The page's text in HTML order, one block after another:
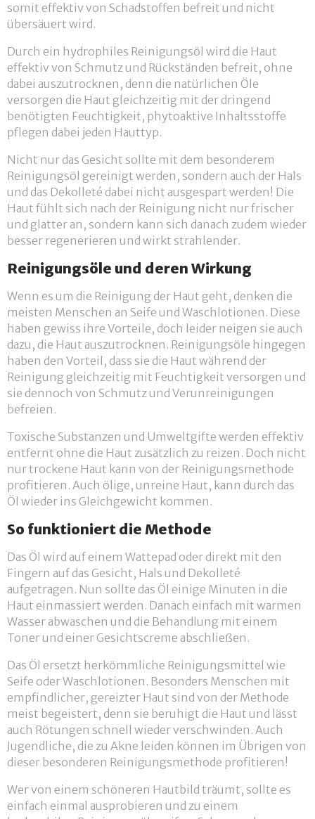
somit effektiv von Schadstoffen befreit und nicht
übersäuert wird.
Durch ein hydrophiles Reinigungsöl wird die Haut
effektiv von Schmutz und Rückständen befreit, ohne
dabei auszutrocknen, denn die natürlichen Öle
versorgen die Haut gleichzeitig mit der dringend
benötigten Feuchtigkeit, phytoaktive Inhaltsstoffe
pflegen dabei jeden Hauttyp.
Nicht nur das Gesicht sollte mit dem besonderem
Reinigungsöl gereinigt werden, sondern auch der Hals
und das Dekolleté dabei nicht ausgespart werden! Die
Haut fühlt sich nach der Reinigung nicht nur frischer
und glatter an, sondern kann sich danach zudem wieder
besser regenerieren und wirkt strahlender.
Reinigungsöle und deren Wirkung
Wenn es um die Reinigung der Haut geht, denken die
meisten Menschen an Seife und Waschlotionen. Diese
haben gewiss ihre Vorteile, doch leider neigen sie auch
dazu, die Haut auszutrocknen. Reinigungsöle hingegen
haben den Vorteil, dass sie die Haut während der
Reinigung gleichzeitig mit Feuchtigkeit versorgen und
sie dennoch von Schmutz und Verunreinigungen
befreien.
Toxische Substanzen und Umweltgifte werden effektiv
entfernt ohne die Haut zusätzlich zu reizen. Doch nicht
nur trockene Haut kann von der Reinigungsmethode
profitieren. Auch ölige, unreine Haut, kann durch das
Öl wieder ins Gleichgewicht kommen.
So funktioniert die Methode
Das Öl wird auf einem Wattepad oder direkt mit den
Fingern auf das Gesicht, Hals und Dekolleté
aufgetragen. Nun sollte das Öl einige Minuten in die
Haut einmassiert werden. Danach einfach mit warmen
Wasser abwaschen und die Behandlung mit einem
Toner und einer Gesichtscreme abschließen.
Das Öl ersetzt herkömmliche Reinigungsmittel wie
Seife oder Waschlotionen. Besonders Menschen mit
empfindlicher, gereizter Haut sind von der Methode
meist begeistert, denn sie beruhigt die Haut und lässt
auch Rötungen schnell wieder verschwinden. Auch
Jugendliche, die zu Akne leiden können im Übrigen von
dieser besonderen Reinigungsmethode profitieren!
Wer von einem schöneren Hautbild träumt, sollte es
einfach einmal ausprobieren und zu einem